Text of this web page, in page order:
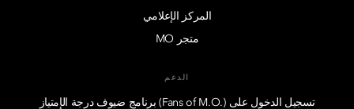
المركز الإعلامي
متجر MO
الدعم
تسجيل الدخول على (.Fans of M.O) برنامج ضيوف درجة الإمتياز